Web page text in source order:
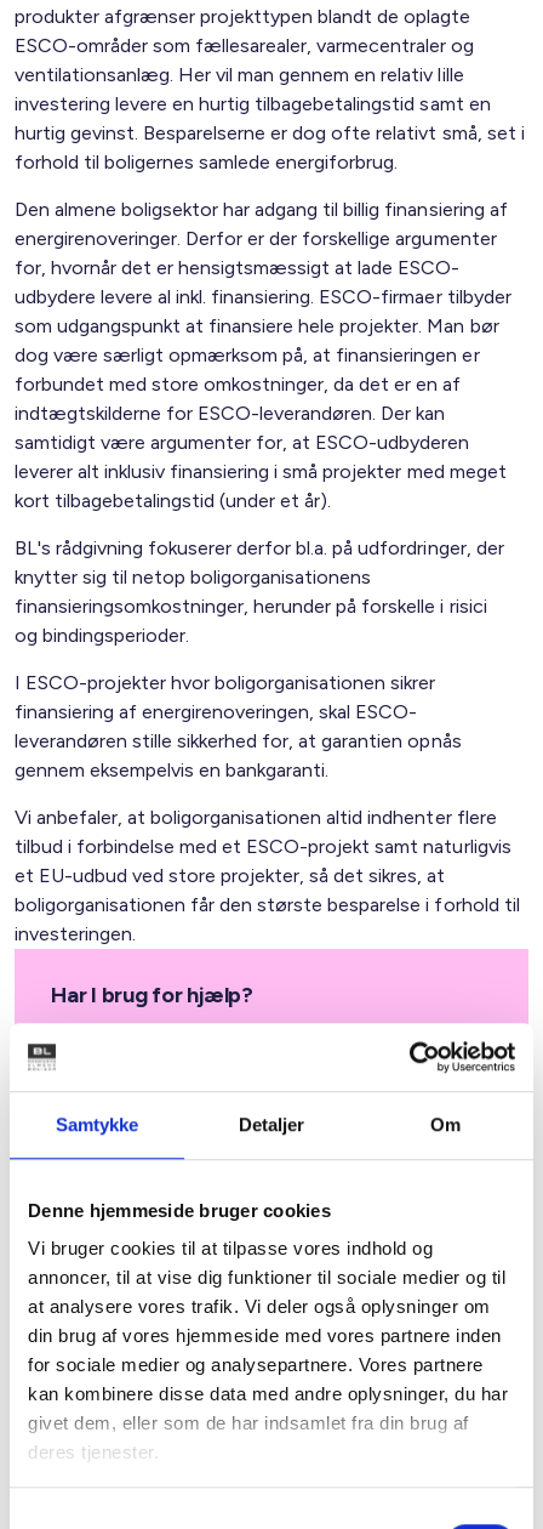
Samtykke Detaljer Om
Denne hjemmeside bruger cookies
Vi bruger cookies til at tilpasse vores indhold og
annoncer, til at vise dig funktioner til sociale medier og til
at analysere vores trafik. Vi deler også oplysninger om
din brug af vores hjemmeside med vores partnere inden
for sociale medier og analysepartnere. Vores partnere
kan kombinere disse data med andre oplysninger, du har
givet dem, eller som de har indsamlet fra din brug af
deres tjenester.
Har I brug for hjælp?
lignende produkter. Vi hjælper boligorganisationen
med at etablere det rette beslutningsgrundlag
inden for området.
produkter afgrænser projekttypen blandt de oplagte
ESCO-områder som fællesarealer, varmecentraler og
ventilationsanlæg. Her vil man gennem en relativ lille
investering levere en hurtig tilbagebetalingstid samt en
hurtig gevinst. Besparelserne er dog ofte relativt små, set i
forhold til boligernes samlede energiforbrug.
Den almene boligsektor har adgang til billig finansiering af
energirenoveringer. Derfor er der forskellige argumenter
for, hvornår det er hensigtsmæssigt at lade ESCO-
udbydere levere al inkl. finansiering. ESCO-firmaer tilbyder
som udgangspunkt at finansiere hele projekter. Man bør
dog være særligt opmærksom på, at finansieringen er
forbundet med store omkostninger, da det er en af
indtægtskilderne for ESCO-leverandøren. Der kan
samtidigt være argumenter for, at ESCO-udbyderen
leverer alt inklusiv finansiering i små projekter med meget
kort tilbagebetalingstid (under et år).
BL's rådgivning fokuserer derfor bl.a. på udfordringer, der
knytter sig til netop boligorganisationens
finansieringsomkostninger, herunder på forskelle i risici
og bindingsperioder.
I ESCO-projekter hvor boligorganisationen sikrer
finansiering af energirenoveringen, skal ESCO-
leverandøren stille sikkerhed for, at garantien opnås
gennem eksempelvis en bankgaranti.
Vi anbefaler, at boligorganisationen altid indhenter flere
tilbud i forbindelse med et ESCO-projekt samt naturligvis
et EU-udbud ved store projekter, så det sikres, at
boligorganisationen får den største besparelse i forhold til
investeringen.
Håndbog i
energibesparende projekter
i den almene sektor
I Danmark kan vi reducere vores CO2-udslip med
6-8% ved at investere i energirenovering af
ejendomme, herunder landets godt 600.000